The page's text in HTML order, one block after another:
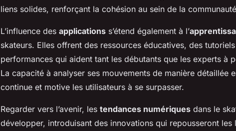
liens solides, renforçant la cohésion au sein de la
L’influence des applications s’étend également à l’
skateurs. Elles offrent des ressources éducatives, des
performances qui aident tant les débutants que les experts à
La capacité à analyser ses mouvements de manière détaillée
continue et motive les utilisateurs à se surpasser.
Regarder vers l’avenir, les tendances numériques dans le
développer, introduisant des innovations qui repousseront les